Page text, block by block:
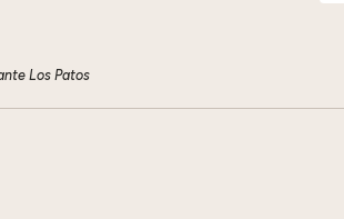
Los Patos